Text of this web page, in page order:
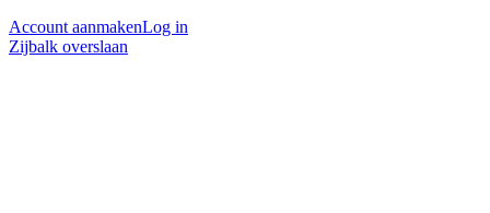
Account aanmakenLog in
Zijbalk overslaan